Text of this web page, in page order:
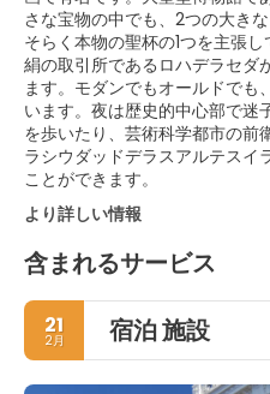
さな宝物の中でも、2つの大き
そらく本物の聖杯の1つを主張
絹の取引所であるロハデラセダ
ます。モダンでもオールドでも
います。夜は歴史的中心部で迷
を歩いたり、芸術科学都市の前
ラシウダッドデラスアルテスイ
ことができます。
より詳しい情報
含まれるサービス
21
2月 宿泊 施設